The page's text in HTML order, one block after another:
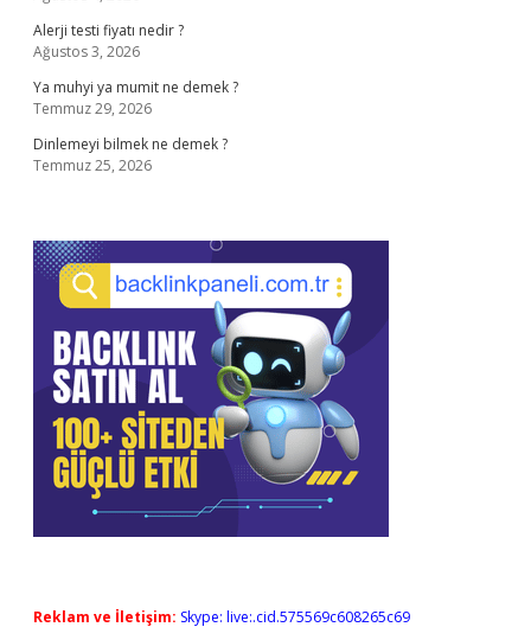
Alerji testi fiyatı nedir ?
Ağustos 3, 2026
Ya muhyi ya mumit ne demek ?
Temmuz 29, 2026
Dinlemeyi bilmek ne demek ?
Temmuz 25, 2026
Reklam ve İletişim: Skype: live:.cid.575569c608265c69